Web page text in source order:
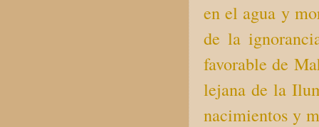
en el agua y
de la
favorable de
lejana de la
nacimientos y